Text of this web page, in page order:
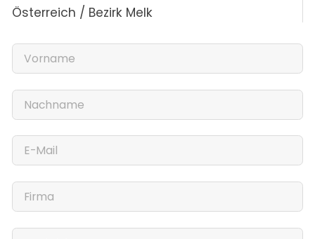
Österreich / Bezirk Melk